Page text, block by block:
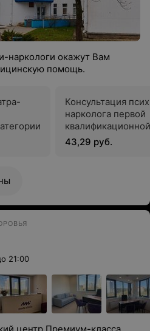
наркологи окажут Вам
помощь.
Консультация
нарколога первой
43,29 руб.
21:00
центр Премиум-класса.